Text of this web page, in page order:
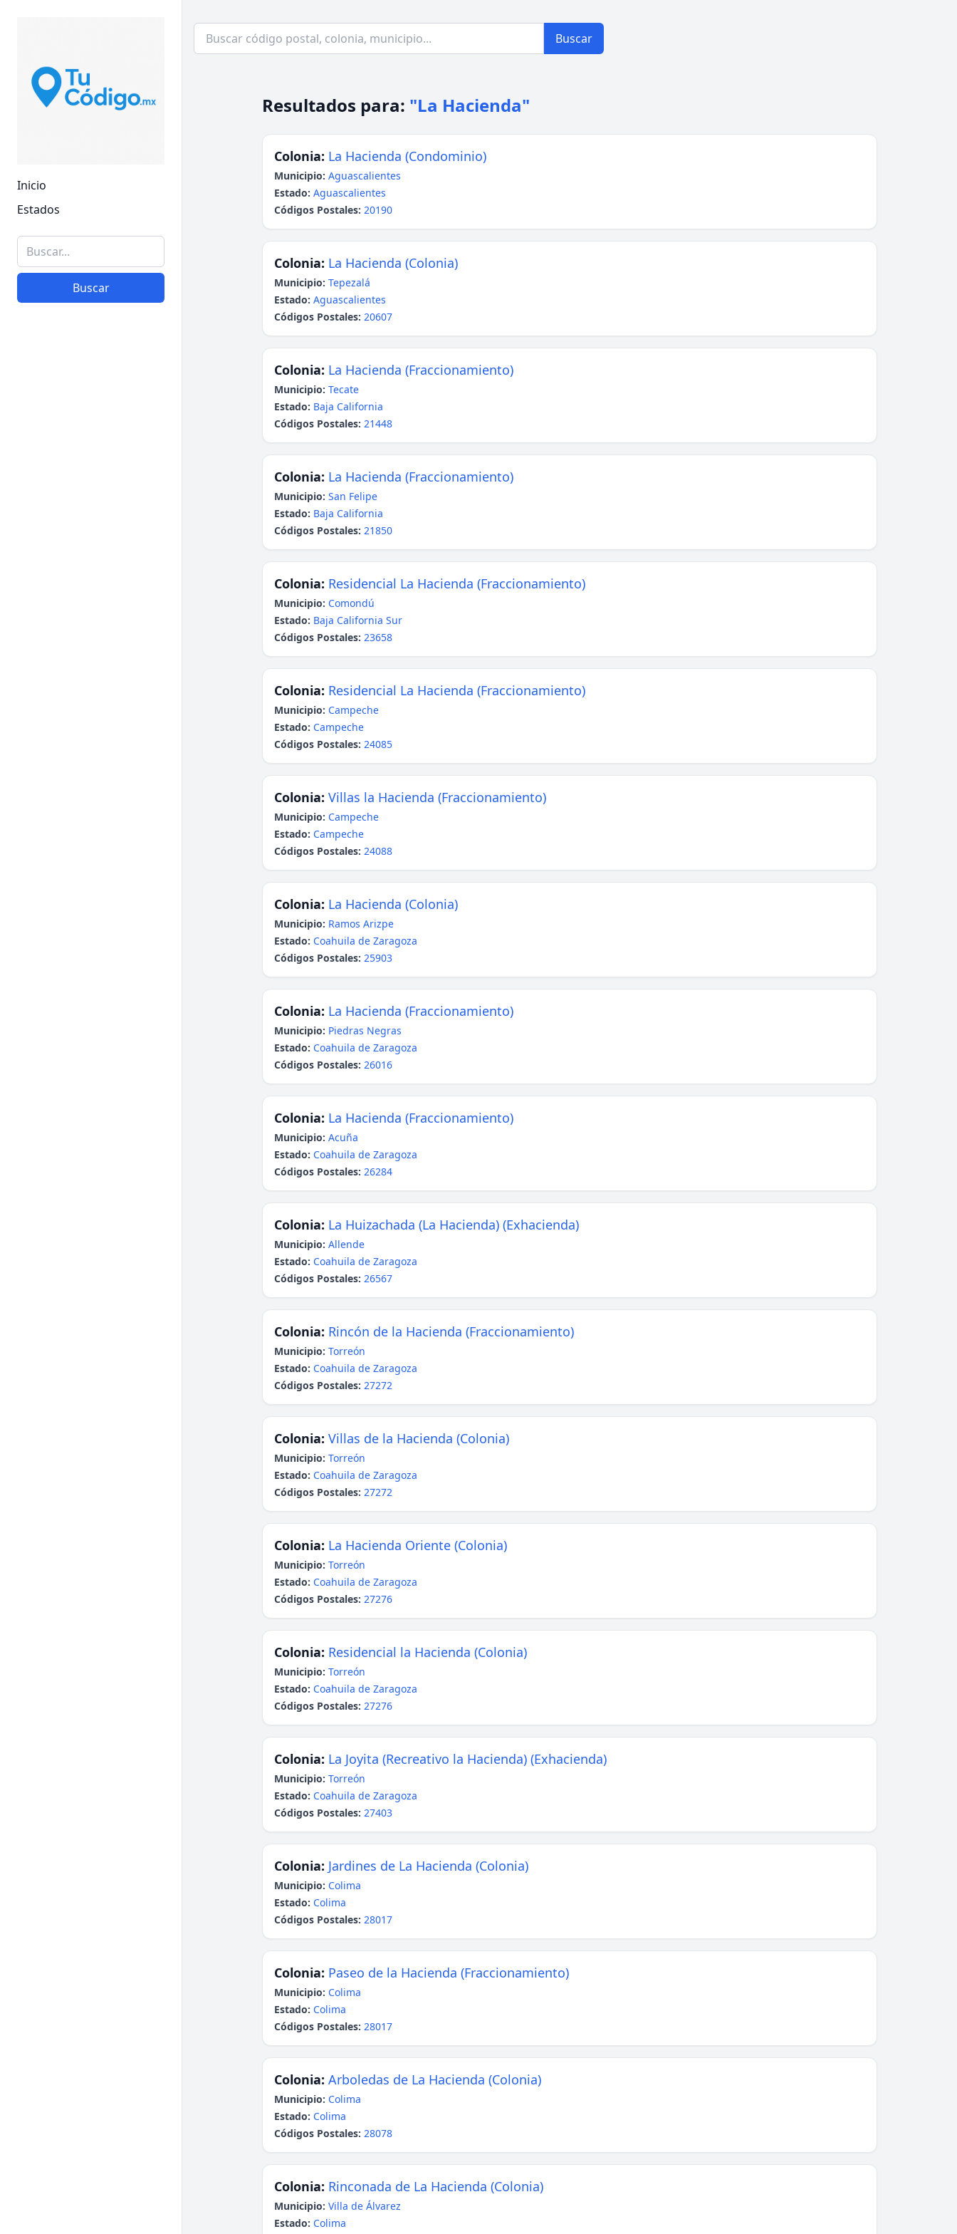
Inicio
Estados
Buscar
Buscar
Resultados para: "La Hacienda"
Colonia: La Hacienda (Condominio)
Municipio: Aguascalientes
Estado: Aguascalientes
Códigos Postales: 20190
Colonia: La Hacienda (Colonia)
Municipio: Tepezalá
Estado: Aguascalientes
Códigos Postales: 20607
Colonia: La Hacienda (Fraccionamiento)
Municipio: Tecate
Estado: Baja California
Códigos Postales: 21448
Colonia: La Hacienda (Fraccionamiento)
Municipio: San Felipe
Estado: Baja California
Códigos Postales: 21850
Colonia: Residencial La Hacienda (Fraccionamiento)
Municipio: Comondú
Estado: Baja California Sur
Códigos Postales: 23658
Colonia: Residencial La Hacienda (Fraccionamiento)
Municipio: Campeche
Estado: Campeche
Códigos Postales: 24085
Colonia: Villas la Hacienda (Fraccionamiento)
Municipio: Campeche
Estado: Campeche
Códigos Postales: 24088
Colonia: La Hacienda (Colonia)
Municipio: Ramos Arizpe
Estado: Coahuila de Zaragoza
Códigos Postales: 25903
Colonia: La Hacienda (Fraccionamiento)
Municipio: Piedras Negras
Estado: Coahuila de Zaragoza
Códigos Postales: 26016
Colonia: La Hacienda (Fraccionamiento)
Municipio: Acuña
Estado: Coahuila de Zaragoza
Códigos Postales: 26284
Colonia: La Huizachada (La Hacienda) (Exhacienda)
Municipio: Allende
Estado: Coahuila de Zaragoza
Códigos Postales: 26567
Colonia: Rincón de la Hacienda (Fraccionamiento)
Municipio: Torreón
Estado: Coahuila de Zaragoza
Códigos Postales: 27272
Colonia: Villas de la Hacienda (Colonia)
Municipio: Torreón
Estado: Coahuila de Zaragoza
Códigos Postales: 27272
Colonia: La Hacienda Oriente (Colonia)
Municipio: Torreón
Estado: Coahuila de Zaragoza
Códigos Postales: 27276
Colonia: Residencial la Hacienda (Colonia)
Municipio: Torreón
Estado: Coahuila de Zaragoza
Códigos Postales: 27276
Colonia: La Joyita (Recreativo la Hacienda) (Exhacienda)
Municipio: Torreón
Estado: Coahuila de Zaragoza
Códigos Postales: 27403
Colonia: Jardines de La Hacienda (Colonia)
Municipio: Colima
Estado: Colima
Códigos Postales: 28017
Colonia: Paseo de la Hacienda (Fraccionamiento)
Municipio: Colima
Estado: Colima
Códigos Postales: 28017
Colonia: Arboledas de La Hacienda (Colonia)
Municipio: Colima
Estado: Colima
Códigos Postales: 28078
Colonia: Rinconada de La Hacienda (Colonia)
Municipio: Villa de Álvarez
Estado: Colima